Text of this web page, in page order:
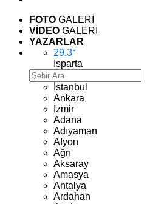
FOTO GALERİ
VİDEO GALERİ
YAZARLAR
29.3°
Isparta
İstanbul
Ankara
İzmir
Adana
Adıyaman
Afyon
Ağrı
Aksaray
Amasya
Antalya
Ardahan